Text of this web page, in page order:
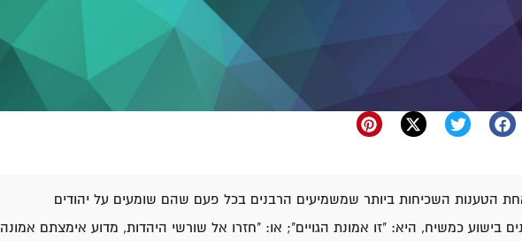
הטענות השכיחות ביותר שמשמיעים הרבנים בכל פעם שהם שומעים על יהודים
בישוע כמשיח, היא: "זו אמונת הגויים"; או: "חזרו אל שורשי היהדות, מדוע אימצתם אמונה